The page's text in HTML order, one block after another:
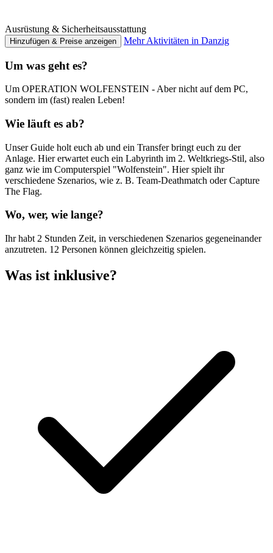
Ausrüstung & Sicherheitsausstattung
Hinzufügen & Preise anzeigen Mehr Aktivitäten in Danzig
Um was geht es?
Um OPERATION WOLFENSTEIN - Aber nicht auf dem PC,
sondern im (fast) realen Leben!
Wie läuft es ab?
Unser Guide holt euch ab und ein Transfer bringt euch zu der
Anlage. Hier erwartet euch ein Labyrinth im 2. Weltkriegs-Stil, also
ganz wie im Computerspiel "Wolfenstein". Hier spielt ihr
verschiedene Szenarios, wie z. B. Team-Deathmatch oder Capture
The Flag.
Wo, wer, wie lange?
Ihr habt 2 Stunden Zeit, in verschiedenen Szenarios gegeneinander
anzutreten. 12 Personen können gleichzeitig spielen.
Was ist inklusive?